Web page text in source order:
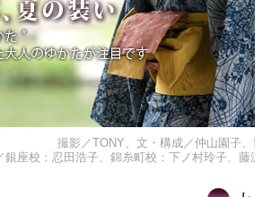
撮影／TONY、文・構成／仲山園子、
銀座校：忍田浩子、錦糸町校：下ノ村玲子、藤